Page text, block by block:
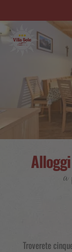
a
Troverete